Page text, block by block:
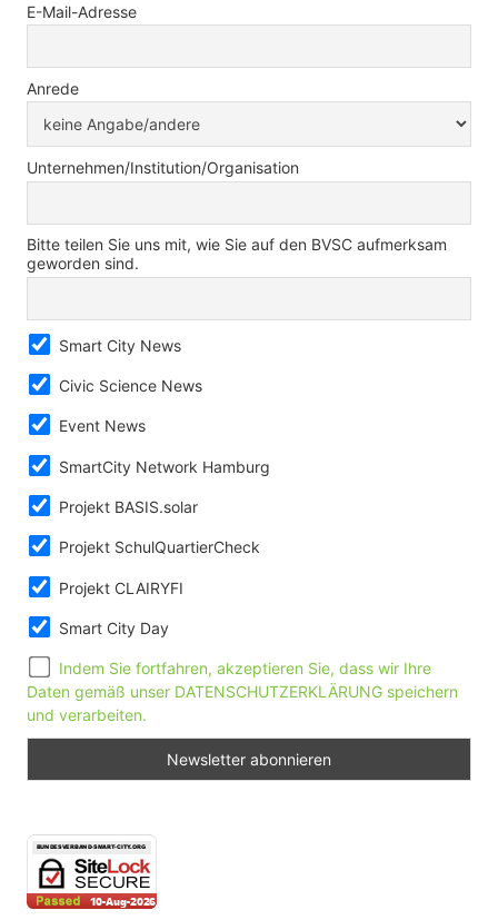
E-Mail-Adresse
Anrede
Unternehmen/Institution/Organisation
Bitte teilen Sie uns mit, wie Sie auf den BVSC aufmerksam
geworden sind.
Smart City News
Civic Science News
Event News
SmartCity Network Hamburg
Projekt BASIS.solar
Projekt SchulQuartierCheck
Projekt CLAIRYFI
Smart City Day
Indem Sie fortfahren, akzeptieren Sie, dass wir Ihre
Daten gemäß unser DATENSCHUTZERKLÄRUNG speichern
und verarbeiten.